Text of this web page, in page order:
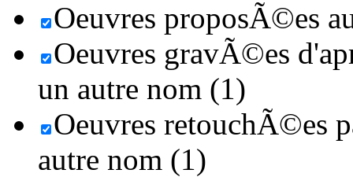
Oeuvres proposÃ©es
Oeuvres gravÃ©es
un autre nom (1)
Oeuvres retouchÃ©es
autre nom (1)